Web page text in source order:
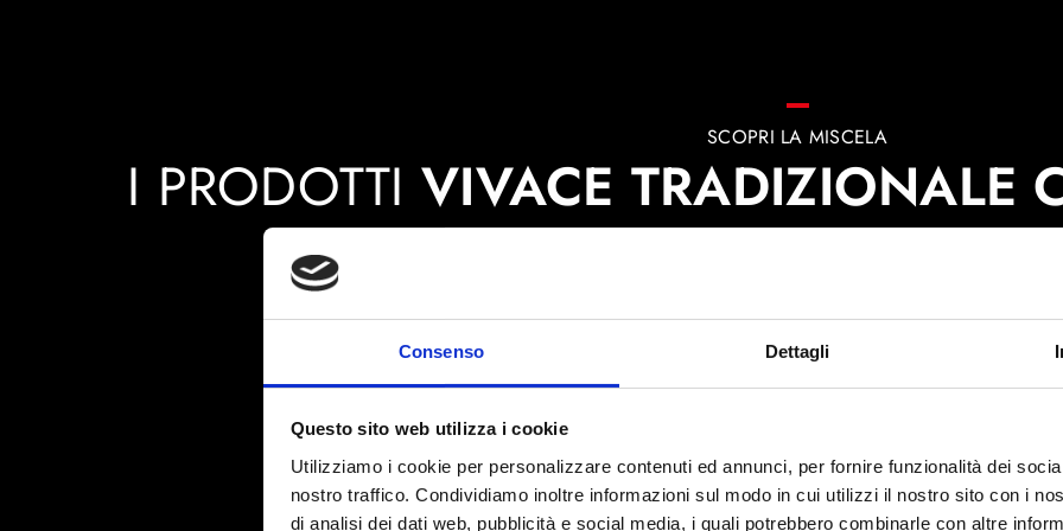
Consenso Dettagli
Questo sito web utilizza i cookie
Utilizziamo i cookie per personalizzare contenuti ed annunci, per fornire funzionalità dei
nostro traffico. Condividiamo inoltre informazioni sul modo in cui utilizzi il nostro sito con i
di analisi dei dati web, pubblicità e social media, i quali potrebbero combinarle con altre
SCOPRI LA MISCELA
I PRODOTTIVIVACE TRADIZIONALE
CAFFÉ PELLINI
COSA STAICERCANDO?